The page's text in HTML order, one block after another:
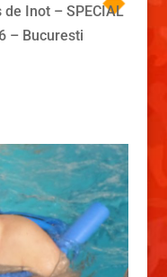
de Inot – SPECIAL
– Bucuresti